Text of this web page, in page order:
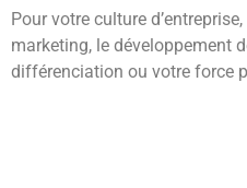
Pour votre culture
marketing, le développement
différenciation ou votre force